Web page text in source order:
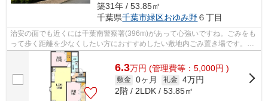
築31年 / 53.85㎡
千葉県千葉市緑区おゆみ野６丁目
治安の面でも近くには千葉南警察署(396m)があって心強いですね。ごみをも
って歩く距離を少なくしたい方におすすめしたい敷地内ごみ置き場です。ご
利用できる沿線は2つあり、電車でのお...
6.3万円 (管理費等：5,000円 )
敷金 0ヶ月 礼金 4万円
2階 / 2LDK / 53.85㎡